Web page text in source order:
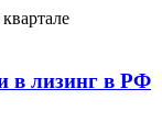
в лизинг в РФ